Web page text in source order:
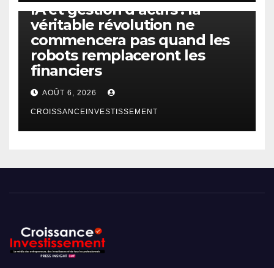
IA et gestion d’actifs : la
véritable révolution ne
commencera pas quand les
robots remplaceront les
financiers
AOÛT 6, 2026
CROISSANCEINVESTISSEMENT